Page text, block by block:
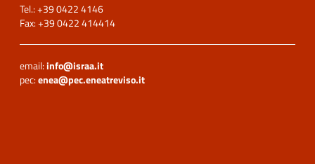
Tel.: +39 0422 4146
Fax: +39 0422 414414
email:info@israa.it
pec:enea@pec.eneatreviso.it